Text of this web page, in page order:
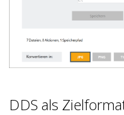
DDS als